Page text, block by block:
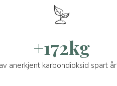
+172kg
av anerkjent karbondioksid spart